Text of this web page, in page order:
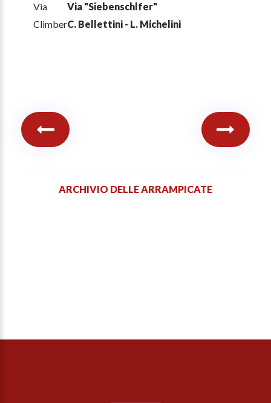
Via
Via "Siebenschlfer"
ClimberC. Bellettini - L. Michelini
ARCHIVIO DELLE ARRAMPICATE